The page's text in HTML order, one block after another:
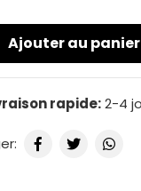
Ajouter au panier
rapide:2-4